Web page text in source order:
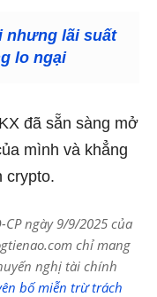
nhưng lãi suất
lo ngại
đã sẵn sàng mở
mình và khẳng
crypto.
ngày 9/9/2025 của
chỉ mang
nghị tài chính
bố miễn trừ trách